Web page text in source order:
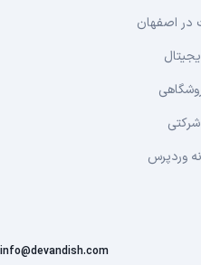
در اصفهان
وردپرس
info@devandish.com